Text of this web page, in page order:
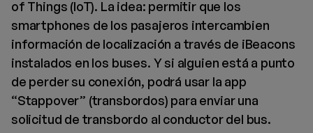
of Things (IoT). La idea: permitir que los
smartphones de los pasajeros intercambien
información de localización a través de iBeacons
instalados en los buses. Y si alguien está a punto
de perder su conexión, podrá usar la app
“Stappover” (transbordos) para enviar una
solicitud de transbordo al conductor del bus.